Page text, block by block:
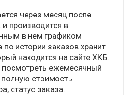
через месяц после
производится в
в нем графиком
истории заказов хранит
находится на сайте ХКБ.
ежемесячный
полную стоимость
статус заказа.